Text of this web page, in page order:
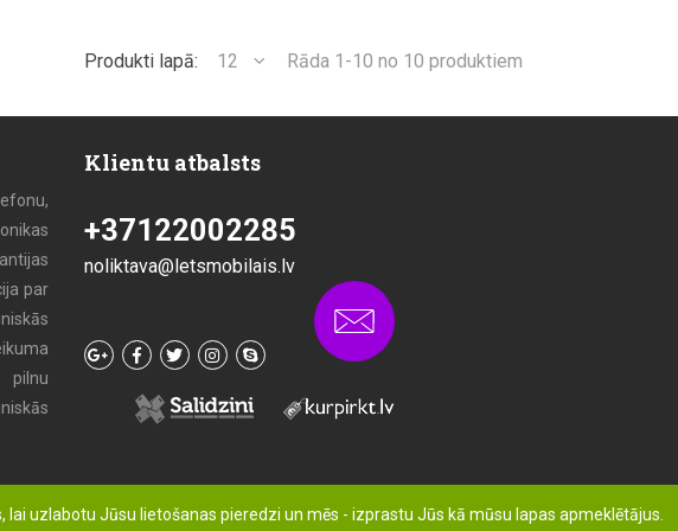
Produkti lapā: 12 Rāda 1-10 no 10 produktiem
par
pilnu
Klientu atbalsts
+37122002285
noliktava@letsmobilais.lv
uzlabotu Jūsu lietošanas pieredzi un mēs - izprastu Jūs kā mūsu lapas apmeklētājus.